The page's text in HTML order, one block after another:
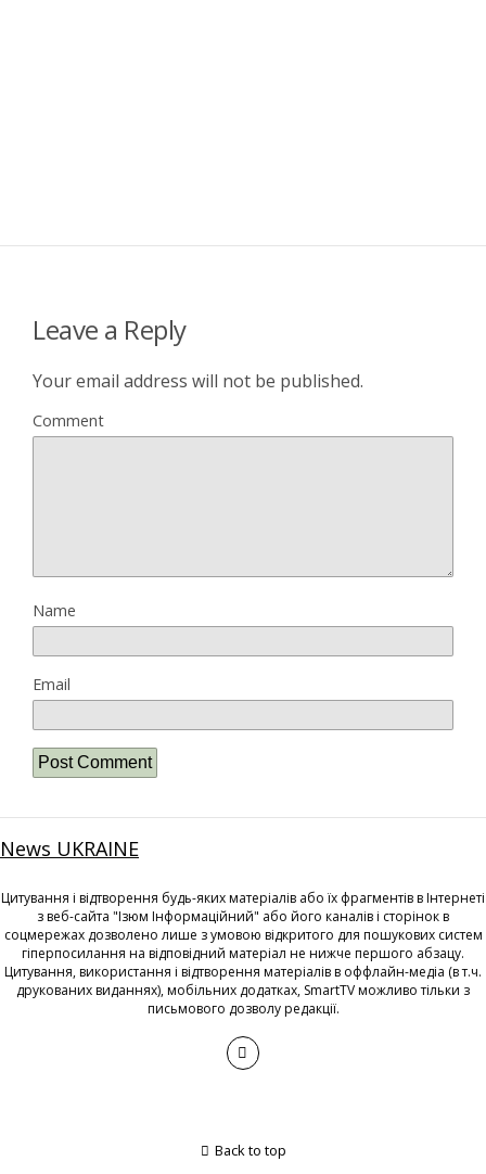
Leave a Reply
Your email address will not be published.
Comment
Name
Email
News UKRAINE
Цитування і відтворення будь-яких матеріалів або їх фрагментів в Інтернеті
з веб-сайта "Ізюм Інформаційний" або його каналів і сторінок в
соцмережах дозволено лише з умовою відкритого для пошукових систем
гіперпосилання на відповідний матеріал не нижче першого абзацу.
Цитування, використання і відтворення матеріалів в оффлайн-медіа (в т.ч.
друкованих виданнях), мобільних додатках, SmartTV можливо тільки з
письмового дозволу редакції.
Back to top